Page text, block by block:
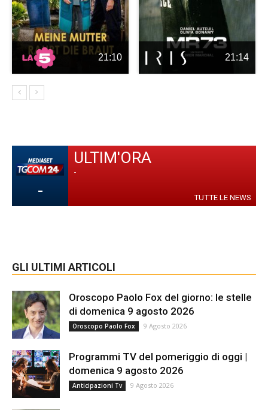
21:10 21:14
-
ULTIM'ORA
-
TUTTE LE NEWS
GLI ULTIMI ARTICOLI
Oroscopo Paolo Fox del giorno: le stelle
di domenica 9 agosto 2026
Oroscopo Paolo Fox 9 Agosto 2026
Programmi TV del pomeriggio di oggi |
domenica 9 agosto 2026
Anticipazioni Tv 9 Agosto 2026